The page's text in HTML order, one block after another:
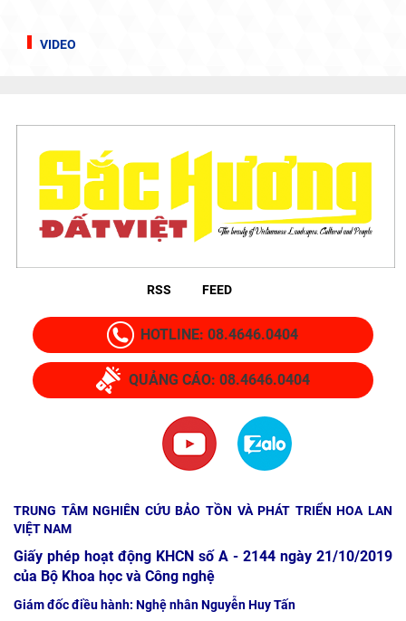
VIDEO
RSS FEED
HOTLINE: 08.4646.0404
QUẢNG CÁO: 08.4646.0404
TRUNG TÂM NGHIÊN CỨU BẢO TỒN VÀ PHÁT TRIỂN HOA LAN
VIỆT NAM
Giấy phép hoạt động KHCN số A - 2144 ngày 21/10/2019
của Bộ Khoa học và Công nghệ
Giám đốc điều hành: Nghệ nhân Nguyễn Huy Tấn